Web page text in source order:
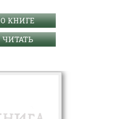
О КНИГЕ
ЧИТАТЬ